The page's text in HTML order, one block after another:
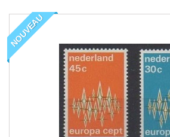
NOUVEAU